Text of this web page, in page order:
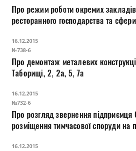
Про режим роботи окремих закладів торгівлі,
ресторанного господарства та
16.12.2015
№738-6
Про демонтаж металевих конструкцій на вул. На
Таборищі, 2, 2а, 5, 7а
16.12.2015
№732-6
Про розгляд звернення
розміщення тимчасової споруди на
16.12.2015